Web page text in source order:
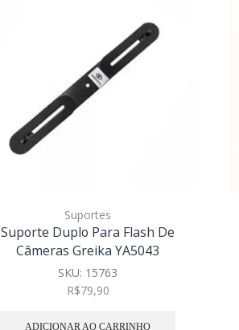
Suportes
Suporte Duplo Para Flash De
Câmeras Greika YA5043
SKU: 15763
R$79,90
ADICIONAR AO CARRINHO